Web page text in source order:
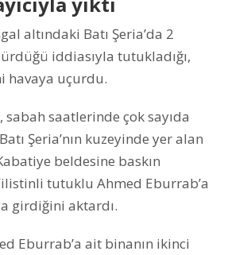
altındaki Batı Şeria’da 2
iddiasıyla tutukladığı,
havaya uçurdu.
sabah saatlerinde çok sayıda
Şeria’nın kuzeyinde yer alan
beldesine baskın
tutuklu Ahmed Eburrab’a
girdiğini aktardı.
Eburrab’a ait binanın ikinci